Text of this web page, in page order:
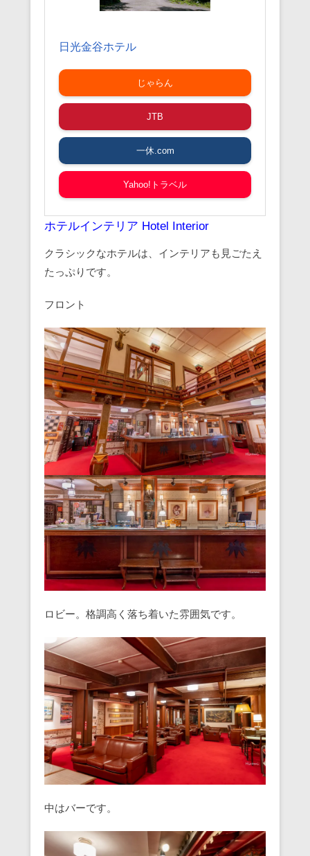
日光金谷ホテル
じゃらん
JTB
一休.com
Yahoo!トラベル
ホテルインテリア Hotel Interior
クラシックなホテルは、インテリアも見ごたえ
たっぷりです。
フロント
ロビー。格調高く落ち着いた雰囲気です。
中はバーです。